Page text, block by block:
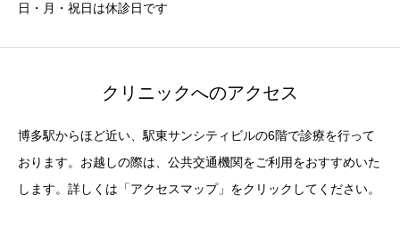
日・月・祝日は休診日です
クリニックへのアクセス
博多駅からほど近い、駅東サンシティビルの6階で診療を行って
おります。お越しの際は、公共交通機関をご利用をおすすめいた
します。詳しくは「アクセスマップ」をクリックしてください。